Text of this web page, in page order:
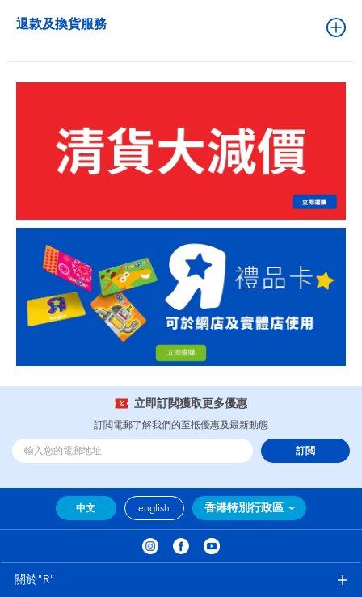
退款及換貨服務
立即訂閲獲取更多優惠
訂閲電郵了解我們的至抵優惠及最新動態
訂閲
中文 english 香港特別行政區
關於"R"